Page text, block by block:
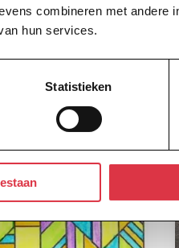
combineren met andere
hun services.
Statistieken